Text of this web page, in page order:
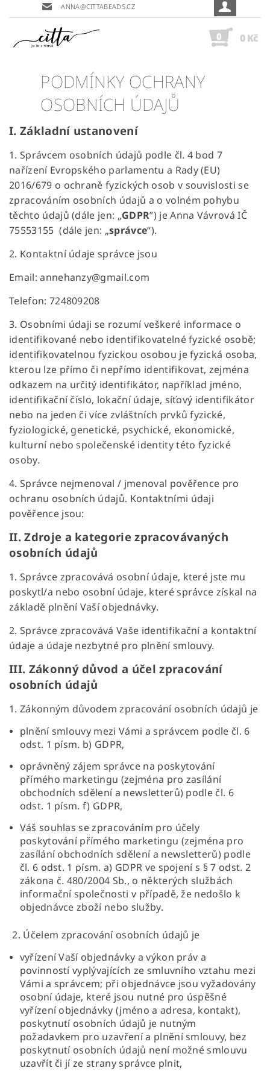
ANNA@CITTABEADS.CZ
0 0 Kč
PODMÍNKY OCHRANY
OSOBNÍCH ÚDAJŮ
I. Základní ustanovení
1. Správcem osobních údajů podle čl. 4 bod 7
nařízení Evropského parlamentu a Rady (EU)
2016/679 o ochraně fyzických osob v souvislosti se
zpracováním osobních údajů a o volném pohybu
těchto údajů (dále jen: „GDPR”) je Anna Vávrová IČ
75553155 (dále jen: „správce“).
2. Kontaktní údaje správce jsou
Email: annehanzy@gmail.com
Telefon: 724809208
3. Osobními údaji se rozumí veškeré informace o
identifikované nebo identifikovatelné fyzické osobě;
identifikovatelnou fyzickou osobou je fyzická osoba,
kterou lze přímo či nepřímo identifikovat, zejména
odkazem na určitý identifikátor, například jméno,
identifikační číslo, lokační údaje, síťový identifikátor
nebo na jeden či více zvláštních prvků fyzické,
fyziologické, genetické, psychické, ekonomické,
kulturní nebo společenské identity této fyzické
osoby.
4. Správce nejmenoval / jmenoval pověřence pro
ochranu osobních údajů. Kontaktními údaji
pověřence jsou:
II.Zdroje a kategorie zpracovávaných
osobních údajů
1. Správce zpracovává osobní údaje, které jste mu
poskytl/a nebo osobní údaje, které správce získal na
základě plnění Vaší objednávky.
2. Správce zpracovává Vaše identifikační a kontaktní
údaje a údaje nezbytné pro plnění smlouvy.
III. Zákonný důvod a účel zpracování
osobních údajů
1. Zákonným důvodem zpracování osobních údajů je
plnění smlouvy mezi Vámi a správcem podle čl. 6
odst. 1 písm. b) GDPR,
oprávněný zájem správce na poskytování
přímého marketingu (zejména pro zasílání
obchodních sdělení a newsletterů) podle čl. 6
odst. 1 písm. f) GDPR,
Váš souhlas se zpracováním pro účely
poskytování přímého marketingu (zejména pro
zasílání obchodních sdělení a newsletterů) podle
čl. 6 odst. 1 písm. a) GDPR ve spojení s § 7 odst. 2
zákona č. 480/2004 Sb., o některých službách
informační společnosti v případě, že nedošlo k
objednávce zboží nebo služby.
2. Účelem zpracování osobních údajů je
vyřízení Vaší objednávky a výkon práv a
povinností vyplývajících ze smluvního vztahu mezi
Vámi a správcem; při objednávce jsou vyžadovány
osobní údaje, které jsou nutné pro úspěšné
vyřízení objednávky (jméno a adresa, kontakt),
poskytnutí osobních údajů je nutným
požadavkem pro uzavření a plnění smlouvy, bez
poskytnutí osobních údajů není možné smlouvu
uzavřít či jí ze strany správce plnit,